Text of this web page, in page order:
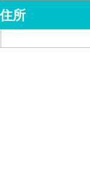
所